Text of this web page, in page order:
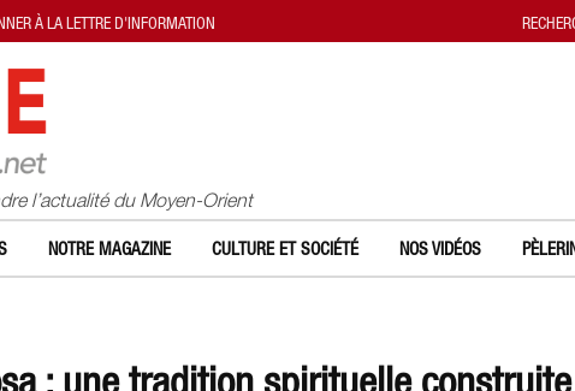
l’actualité du Moyen-Orient
NOTRE MAGAZINE CULTURE ET SOCIÉTÉ NOS VIDÉOS
: une tradition spirituelle
À LA LETTRE D'INFORMATION